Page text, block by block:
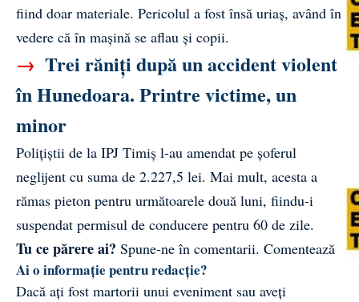
fiind doar materiale. Pericolul a fost însă uriaș, având în
vedere că în mașină se aflau și copii.
→ Trei răniți după un accident violent
în Hunedoara. Printre victime, un
minor
Polițiștii de la IPJ Timiș l-au amendat pe șoferul
neglijent cu suma de 2.227,5 lei. Mai mult, acesta a
rămas pieton pentru următoarele două luni, fiindu-i
suspendat permisul de conducere pentru 60 de zile.
Tu ce părere ai? Spune-ne în comentarii. Comentează
Ai o informație pentru redacție?
Dacă ați fost martorii unui eveniment sau aveți